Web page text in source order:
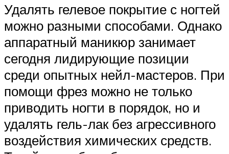
Удалять гелевое покрытие с ногтей
можно разными способами. Однако
аппаратный маникюр занимает
сегодня лидирующие позиции
среди опытных нейл-мастеров. При
помощи фрез можно не только
приводить ногти в порядок, но и
удалять гель-лак без агрессивного
воздействия химических средств.